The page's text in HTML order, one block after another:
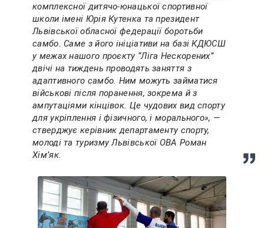
комплексної дитячо-юнацької спортивної
школи імені Юрія Кутенка та президент
Львівської обласної федерації боротьби
самбо. Саме з його ініціативи на базі КДЮСШ
у межах нашого проєкту “Ліга Нескорених”
двічі на тиждень проводять заняття з
адаптивного самбо. Ним можуть займатися
військові після поранення, зокрема й з
ампутаціями кінцівок. Це чудових вид спорту
для укріплення і фізичного, і морального», —
стверджує керівник департаменту спорту,
молоді та туризму Львівської ОВА Роман
Хімʼяк.